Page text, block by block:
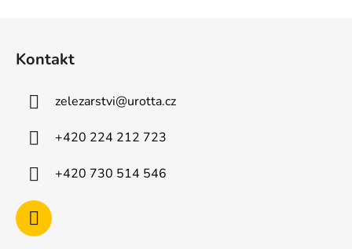
Kontakt
zelezarstvi@urotta.cz
+420 224 212 723
+420 730 514 546